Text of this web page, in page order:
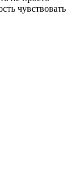
чувствовать